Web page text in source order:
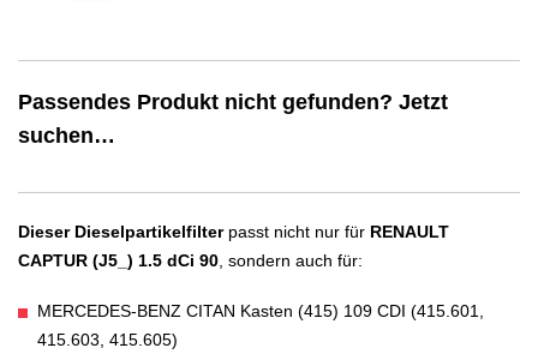
Passendes Produkt nicht gefunden? Jetzt
suchen…
Dieser Dieselpartikelfilterpasst nicht nur für RENAULT
CAPTUR (J5_) 1.5 dCi 90 , sondern auch für:
MERCEDES-BENZ CITAN Kasten (415) 109 CDI (415.601,
415.603, 415.605)